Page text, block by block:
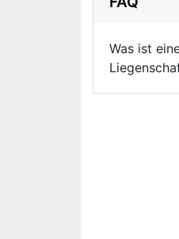
Was ist